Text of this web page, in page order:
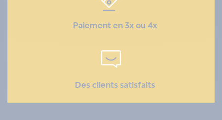
Paiement en 3x ou 4x
Des clients satisfaits